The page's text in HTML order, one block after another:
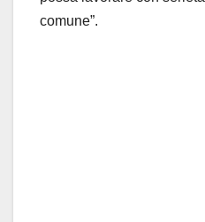
comune”.